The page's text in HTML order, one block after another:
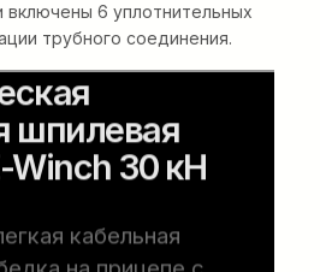
включены 6 уплотнительных
трубного соединения.
шпилевая
Winch 30 кН
кабельная
на прицепе с